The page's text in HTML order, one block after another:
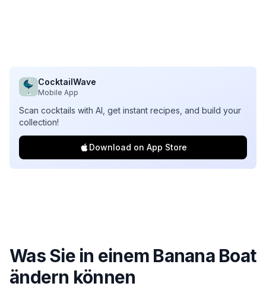
CocktailWave
Mobile App
Scan cocktails with AI, get instant recipes, and build your
collection!
Download on App Store
Was Sie in einem Banana Boat
ändern können